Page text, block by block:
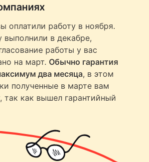
оплатили работу в ноября.
выполнили в декабре,
работы у вас
на март. Обычно гарантия
два месяца, в этом
полученные в марте вам
так как вышел гарантийный